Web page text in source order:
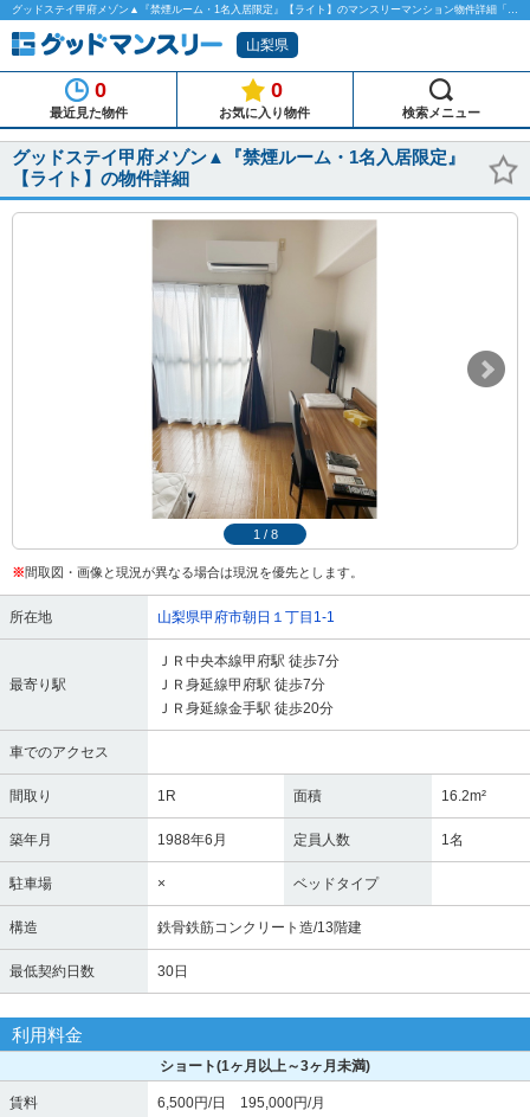
グッドステイ甲府メゾン▲『禁煙ルーム・1名入居限定』【ライト】のマンスリーマンション物件詳細「グッドマンスリー」
山梨県
0
最近見た物件
0
お気に入り物件 検索メニュー
グッドステイ甲府メゾン▲『禁煙ルーム・1名入居限定』
【ライト】の物件詳細
1 / 8
※間取図・画像と現況が異なる場合は現況を優先とします。
所在地 山梨県甲府市朝日１丁目1-1
最寄り駅
ＪＲ中央本線甲府駅 徒歩7分
ＪＲ身延線甲府駅 徒歩7分
ＪＲ身延線金手駅 徒歩20分
車でのアクセス
間取り 1R 面積 16.2m²
築年月 1988年6月 定員人数 1名
駐車場 × ベッドタイプ
構造 鉄骨鉄筋コンクリート造/13階建
最低契約日数 30日
利用料金
ショート(1ヶ月以上～3ヶ月未満)
賃料 6,500円/日 195,000円/月